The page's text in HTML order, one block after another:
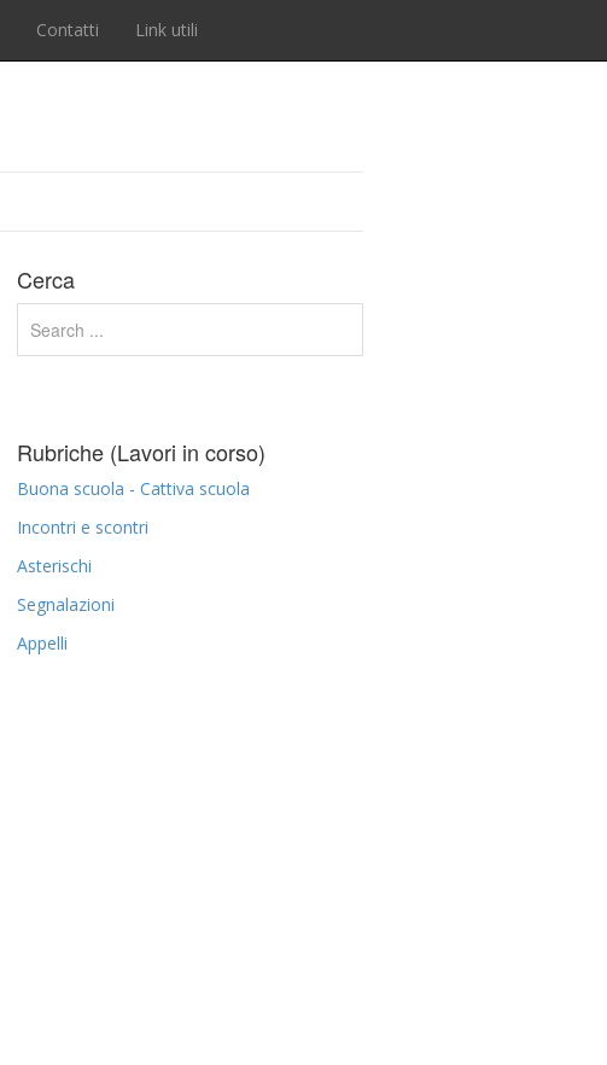
Contatti Link utili
Cerca
Rubriche (Lavori in corso)
Buona scuola - Cattiva scuola
Incontri e scontri
Asterischi
Segnalazioni
Appelli